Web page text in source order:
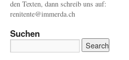
den Texten, dann schreib uns auf:
renitente@immerda.ch
Suchen